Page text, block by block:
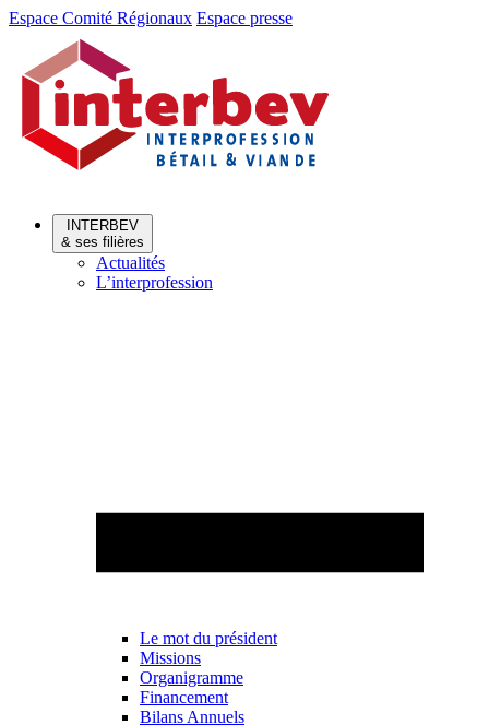
Aller
Aller
contenu
Espace Comité Régionaux Espace presse
INTERBEV
& ses filières
Actualités
L’interprofession
Le mot du président
Missions
Organigramme
Financement
Bilans Annuels